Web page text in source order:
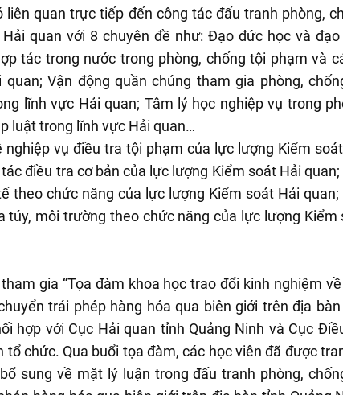
quan trực tiếp đến công tác đấu tranh phòng,
quan với 8 chuyên đề như: Đạo đức học và
tác trong nước trong phòng, chống tội phạm và
Vận động quần chúng tham gia phòng,
lĩnh vực Hải quan; Tâm lý học nghiệp vụ trong
luật trong lĩnh vực Hải quan…
vụ điều tra tội phạm của lực lượng Kiểm
điều tra cơ bản của lực lượng Kiểm soát Hải
theo chức năng của lực lượng Kiểm soát Hải quan;
túy, môi trường theo chức năng của lực lượng Kiểm
gia “Tọa đàm khoa học trao đổi kinh nghiệm
trái phép hàng hóa qua biên giới trên địa
hợp với Cục Hải quan tỉnh Quảng Ninh và Cục
tổ chức. Qua buổi tọa đàm, các học viên đã được
sung về mặt lý luận trong đấu tranh phòng,